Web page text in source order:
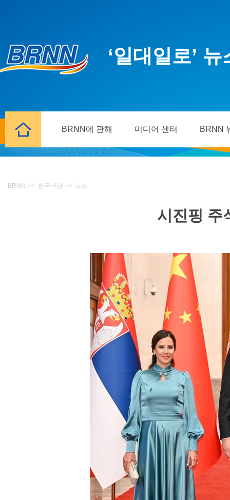
‘일대일로’
BRNN에 관해 미디어 센터 BRNN
BRNN >> 한국어판 >> 뉴스
시진핑 주